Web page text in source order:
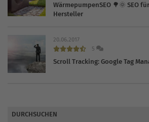
WärmepumpenSEO 🌳🌞 SEO
Hersteller
20.06.2017
5
Scroll Tracking: Google Tag
DURCHSUCHEN